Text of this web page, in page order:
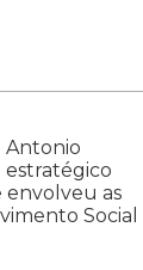
Antonio
estratégico
envolveu as
Social